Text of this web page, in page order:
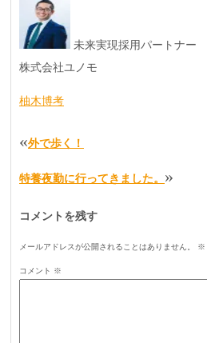
未来実現採用パートナー
株式会社ユノモ
柚木博考
«外で歩く！
特養夜勤に行ってきました。 »
コメントを残す
メールアドレスが公開されることはありません。 ※
コメント ※